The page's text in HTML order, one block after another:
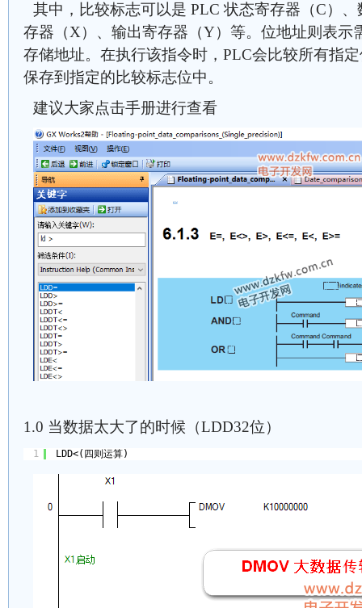
其中，比较标志可以是 PLC 状态寄存器（C）
存器（X）、输出寄存器（Y）等。位地址则表示
存储地址。在执行该指令时，PLC会比较所有指
保存到指定的比较标志位中。
建议大家点击手册进行查看
1.0 当数据太大了的时候（LDD32位）
1 LDD<(四则运算)